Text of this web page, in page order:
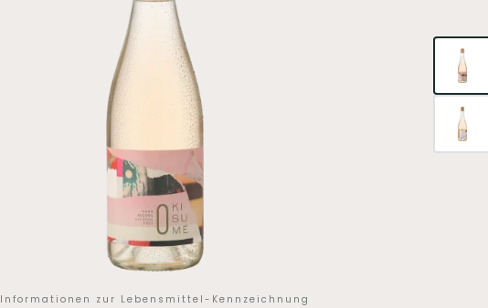
Informationen zur Lebensmittel-Kennzeichnung